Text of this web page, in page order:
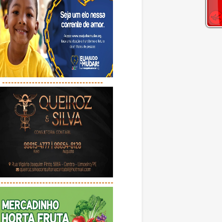
----------------------------------